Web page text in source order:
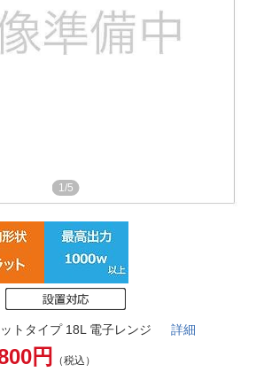
1/5
ットタイプ 18L 電子レンジ 詳細
円 （税込）